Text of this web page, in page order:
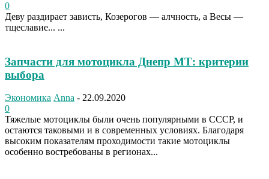
0
Деву раздирает зависть, Козерогов — алчность, а Весы —
тщеславие... ...
Запчасти для мотоцикла Днепр МТ: критерии
выбора
Экономика Anna - 22.09.2020
0
Тяжелые мотоциклы были очень популярными в СССР, и
остаются таковыми и в современных условиях. Благодаря
высоким показателям проходимости такие мотоциклы
особенно востребованы в регионах...